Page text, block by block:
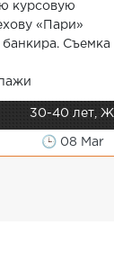
курсовую
«Пари»
Съемка
30-40 лет, Ж
🕒 08 Mar